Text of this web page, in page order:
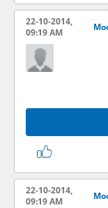
22-10-2014,
09:19 AM
22-10-2014,
09:19 AM